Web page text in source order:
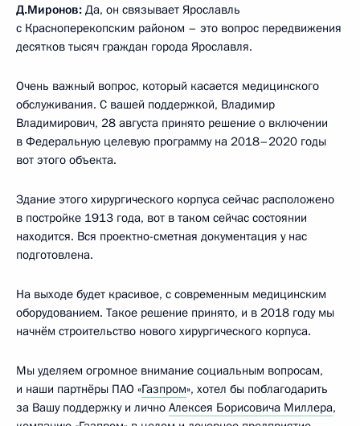
Д.Миронов: Да, он связывает Ярославль
с Красноперекопским районом – это вопрос передвижения
десятков тысяч граждан города Ярославля.
Очень важный вопрос, который касается медицинского
обслуживания. С вашей поддержкой, Владимир
Владимирович, 28 августа принято решение о включении
в Федеральную целевую программу на 2018–2020 годы
вот этого объекта.
Здание этого хирургического корпуса сейчас расположено
в постройке 1913 года, вот в таком сейчас состоянии
находится. Вся проектно-сметная документация у нас
подготовлена.
На выходе будет красивое, с современным медицинским
оборудованием. Такое решение принято, и в 2018 году мы
начнём строительство нового хирургического корпуса.
Мы уделяем огромное внимание социальным вопросам,
и наши партнёры ПАО «Газпром», хотел бы поблагодарить
за Вашу поддержку и лично Алексея Борисовича Миллера,